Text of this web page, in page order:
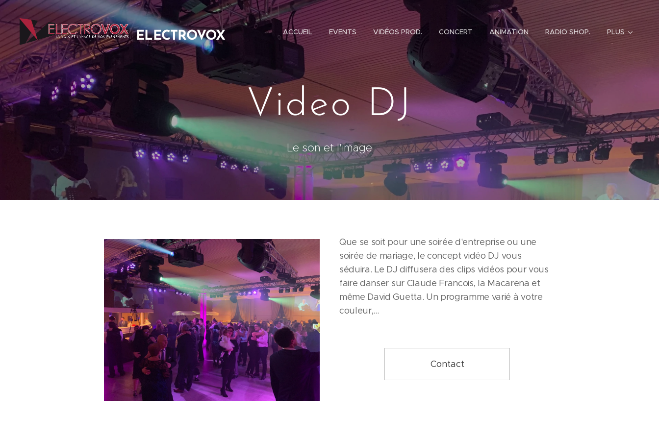
ELECTROVOX
EVENTS S.A
ACCUEIL EVENTS VIDÉOS PROD. CONCERT ANIMATION RADIO SHOP. PLUS
Video DJ
Le son et l'image
Que se soit pour une soirée d'entreprise ou une
soirée de mariage, le concept vidéo DJ vous
séduira. Le DJ diffusera des clips vidéos pour vous
faire danser sur Claude Francois, la Macarena et
même David Guetta. Un programme varié à votre
couleur,...
Contact